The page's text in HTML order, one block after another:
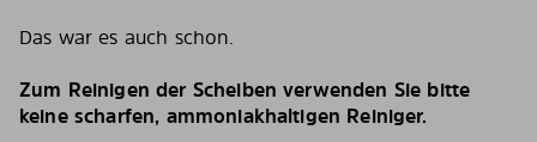
Das war es auch schon.
Zum Reinigen der Scheiben verwenden Sie bitte
keine scharfen, ammoniakhaltigen Reiniger.